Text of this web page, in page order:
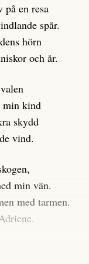
för Dagens
En klatschig
att en nyfiken
den avslutas
på olika källor,
inklusive
för såväl
samlade in
inte
på en resa
spår.
hörn
och år.
min kind
skydd
vind.
min vän.
med tarmen.